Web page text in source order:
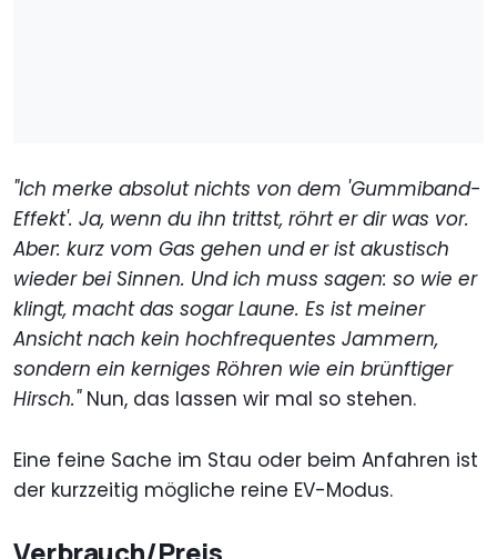
"Ich merke absolut nichts von dem 'Gummiband-
Effekt'. Ja, wenn du ihn trittst, röhrt er dir was vor.
Aber: kurz vom Gas gehen und er ist akustisch
wieder bei Sinnen. Und ich muss sagen: so wie er
klingt, macht das sogar Laune. Es ist meiner
Ansicht nach kein hochfrequentes Jammern,
sondern ein kerniges Röhren wie ein brünftiger
Hirsch."Nun, das lassen wir mal so stehen.
Eine feine Sache im Stau oder beim Anfahren ist
der kurzzeitig mögliche reine EV-Modus.